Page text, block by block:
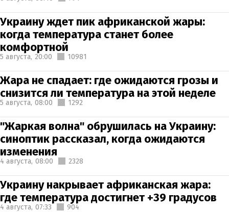
Украину ждет пик африканской жары:
когда температура станет более
комфортной
5 августа, 20:00 10981
Жара не спадает: где ожидаются грозы и
снизится ли температура на этой неделе
5 августа, 08:00 1292
"Жаркая волна" обрушилась на Украину:
синоптик рассказал, когда ожидаются
изменения
4 августа, 08:00 2328
Украину накрывает африканская жара:
где температура достигнет +39 градусов
4 августа, 07:33 904